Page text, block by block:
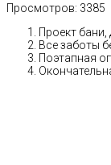
Просмотров: 3385
Проект
Все заботы
Поэтапная